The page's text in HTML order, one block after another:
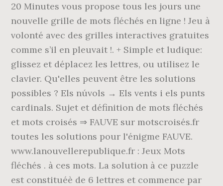
20 Minutes vous propose tous les jours une
nouvelle grille de mots fléchés en ligne ! Jeu à
volonté avec des grilles interactives gratuites
comme s’il en pleuvait !. + Simple et ludique:
glissez et déplacez les lettres, ou utilisez le
clavier. Qu'elles peuvent être les solutions
possibles ? Els núvols → Els vents i els punts
cardinals. Sujet et définition de mots fléchés
et mots croisés ⇒ FAUVE sur motscroisés.fr
toutes les solutions pour l'énigme FAUVE.
www.lanouvellerepublique.fr : Jeux Mots
fléchés . à ces mots. La solution à ce puzzle
est constituéè de 6 lettres et commence par